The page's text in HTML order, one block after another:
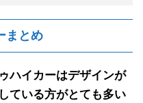
まとめ
ハイカーはデザインが
ている方がとても多い